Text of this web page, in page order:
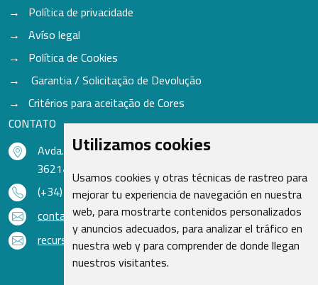
Utilizamos cookies
Usamos cookies y otras técnicas de rastreo para
mejorar tu experiencia de navegación en nuestra
web, para mostrarte contenidos personalizados
y anuncios adecuados, para analizar el tráfico en
nuestra web y para comprender de donde llegan
nuestros visitantes.
Política de privacidade
Avíso legal
Política de Cookies
Garantia / Solicitação de Devolução
Critérios para aceitação de Cores
CONTATO
Avda. do Freixo - Sardoma, 13
36214 Vigo - Pontevedra - Espanha
(+34) 986 48 16 33
contacto@qsr.es
recursoshumanos@qsr.es